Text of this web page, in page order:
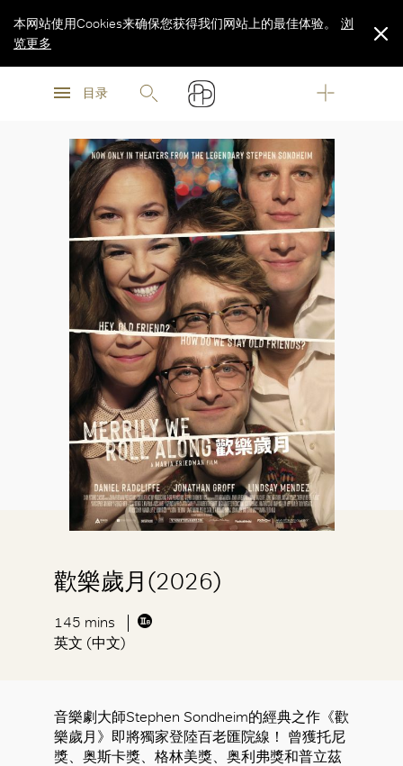
浏
目录
本网站使用Cookies来确保您获得我们网站上的最佳体验。
浏
览更多
歡樂歲月(2026)
145 mins
英文 (中文)
音樂劇大師Stephen Sondheim的經典之作《歡
樂歲月》即將獨家登陸百老匯院線！ 曾獲托尼
獎、奥斯卡獎、格林美獎、奥利弗獎和普立茲